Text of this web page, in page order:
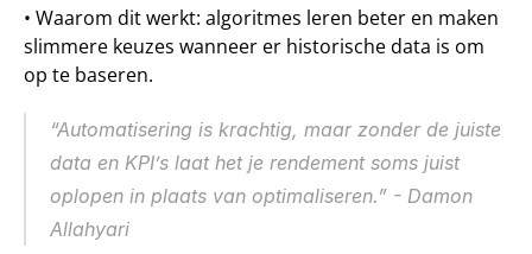
• Waarom dit werkt: algoritmes leren beter en maken
slimmere keuzes wanneer er historische data is om
op te baseren.
“Automatisering is krachtig, maar zonder de juiste
data en KPI’s laat het je rendement soms juist
oplopen in plaats van optimaliseren.” - Damon
Allahyari